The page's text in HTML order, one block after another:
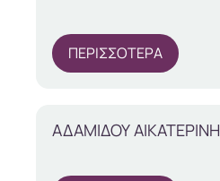
ΠΕΡΙΣΣΟΤΕΡΑ
ΑΔΑΜΙΔΟΥ ΑΙΚΑΤΕΡΙΝΗ